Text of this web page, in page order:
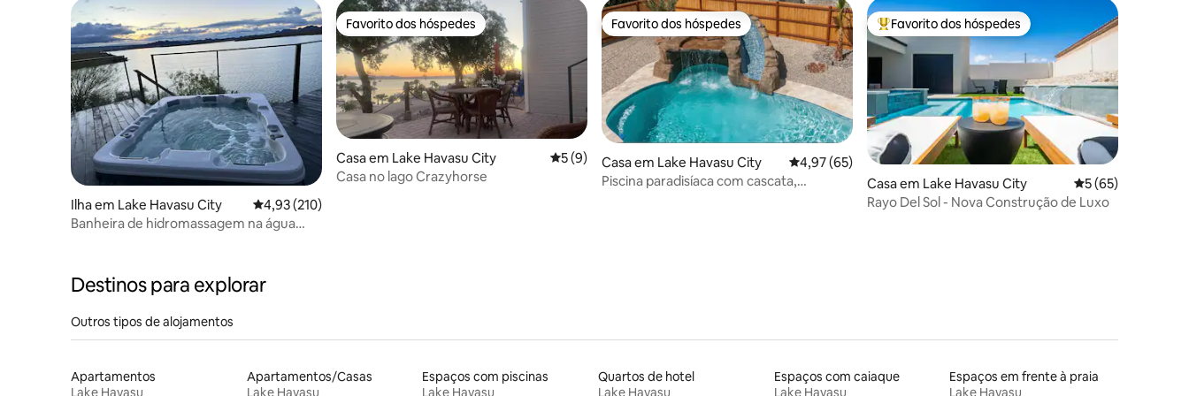
Ilha em Lake Havasu City Classificação média de 4,93 em 5 estrelas, 210avaliações
4,93 (210)
Banheira de hidromassagem na água
Favorito dos hóspedes
Favorito dos hóspedes
Casa em Lake Havasu City Classificação média de 5 em 5 estrelas, 9avaliações
5 (9)
Casa no lago Crazyhorse
Favorito dos hóspedes
Favorito dos hóspedes
Casa em Lake Havasu City Classificação média de 4,97 em 5 estrelas, 65avaliações
4,97 (65)
Piscina paradisíaca com cascata,
Favoritos dos hóspedes mais apreciados
Favorito dos hóspedes
Casa em Lake Havasu City Classificação
5 (65)
Rayo Del Sol - Nova Construção de Luxo
Destinos para explorar
Outros tipos de alojamentos
Apartamentos
Lake Havasu
Apartamentos/Casas
Lake Havasu
Espaços com piscinas
Lake Havasu
Quartos de hotel
Lake Havasu
Espaços com caiaque
Lake Havasu
Espaços em frente à praia
Lake Havasu